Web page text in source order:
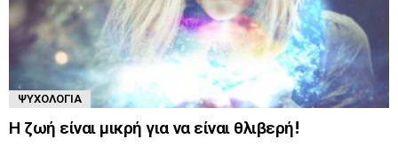
ΨΥΧΟΛΟΓΊΑ
Η ζωή είναι μικρή για να είναι θλιβερή!